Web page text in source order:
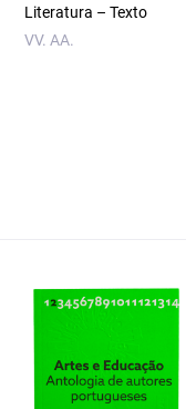
Literatura – Texto
VV. AA.